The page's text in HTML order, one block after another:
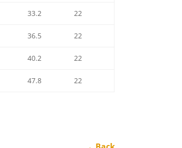
33.2
22
36.5
22
40.2
22
47.8 22